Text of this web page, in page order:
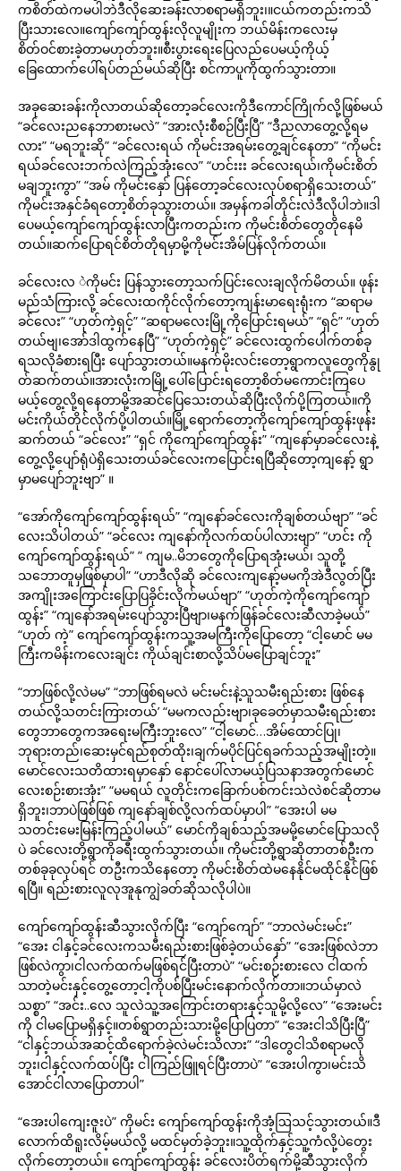
ကစိတ်ထဲကမပါဘဲဒီလိုဆေးခန်းလာစရာမရှိဘူး၊။ငယ်ကတည်းကသိ
ပြီးသားလေ။ကျော်ကျော်ထွန်းလိုလူမျိုးက ဘယ်မိန်းကလေးမှ
စိတ်ဝင်စားခဲ့တာမဟုတ်ဘူး။စီးပွားရေးပြေလည်ပေမယ့်ကိုယ့်
ခြေထောက်ပေါ်ရပ်တည်မယ်ဆိုပြီး စင်ကာပူကိုထွက်သွားတာ။
အခုဆေးခန်းကိုလာတယ်ဆိုတော့ခင်လေးကိုဒီကောင်ကြိုက်လို့ဖြစ်မယ်
“ခင်လေးညနေဘာစားမလဲ” “အားလုံးစီစဉ်ပြီးပြီ” “ဒီညလာတွေ့လို့ရမ
လား” “မရဘူးဆို” “ခင်လေးရယ် ကိုမင်းအရမ်းတွေ့ချင်နေတာ” “ကိုမင်း
ရယ်ခင်လေးဘက်လဲကြည့်အုံးလေ” “ဟင်းးး ခင်လေးရယ်၊ကိုမင်းစိတ်
မချဘူးကွာ” “အမ် ကိုမင်းနှော် ပြန်တော့ခင်လေးလုပ်စရာရှိသေးတယ်”
ကိုမင်းအနှင်ခံရတော့စိတ်ခုသွားတယ်။ အမှန်ကခါတိုင်းလဲဒီလိုပါဘဲ။ဒါ
ပေမယ့်ကျော်ကျော်ထွန်းလာပြီးကတည်းက ကိုမင်းစိတ်တွေတိုနေမိ
တယ်။ဆက်ပြောရင်စိတ်တိုရမှာမို့ကိုမင်းအိမ်ပြန်လိုက်တယ်။
ခင်လေးလ ဲကိုမင်း ပြန်သွားတော့သက်ပြင်းလေးချလိုက်မိတယ်။ ဖုန်း
မည်သံကြားလို့ ခင်လေးထကိုင်လိုက်တော့ကျန်းမာရေးရုံးက “ဆရာမ
ခင်လေး” “ဟုတ်ကဲ့ရှင့်” “ဆရာမလေးမြို့ကိုပြောင်းရမယ်” “ရှင်” “ဟုတ်
တယ်ဗျ၊အော်ဒါထွက်နေပြီ” “ဟုတ်ကဲ့ရှင့်” ခင်လေးထွက်ပေါက်တစ်ခု
ရသလိုခံစားရပြီး ပျော်သွားတယ်။မနက်မိုးလင်းတော့ရွာကလူတွေကိုနွု
တ်ဆက်တယ်။အားလုံးကမြို့ပေါ်ပြောင်းရတော့စိတ်မကောင်းကြပေ
မယ့်တွေ့လို့ရနေတာမို့အဆင်ပြေသေးတယ်ဆိုပြီးလိုက်ပို့ကြတယ်။ကို
မင်းကိုယ်တိုင်လိုက်ပို့ပါတယ်။မြို့ရောက်တော့ကိုကျော်ကျော်ထွန်းဖုန်း
ဆက်တယ် “ခင်လေး” “ရှင် ကိုကျော်ကျော်ထွန်း” “ကျနော်မှာခင်လေးနဲ့
တွေ့လို့ပျော်ရုံပဲရှိသေးတယ်ခင်လေးကပြောင်းရပြီဆိုတော့ကျနော့် ရွာ
မှာမပျော်ဘူးဗျာ” ။
“အော်ကိုကျော်ကျော်ထွန်းရယ်” “ကျနော်ခင်လေးကိုချစ်တယ်ဗျာ” “ခင်
လေးသိပါတယ်” “ခင်လေး ကျနော်ကိုလက်ထပ်ပါလားဗျာ” “ဟင်း ကို
ကျော်ကျော်ထွန်းရယ်” ” ကျမ..မိဘတွေကိုပြောရအုံးမယ်၊ သူတို့
သဘောတူမှဖြစ်မှာပါ” “ဟာဒီလိုဆို ခင်လေးကျနော့်မမကိုအဲဒီလွတ်ပြီး
အကျိုးအကြောင်းပြောပြခိုင်းလိုက်မယ်ဗျာ” “ဟုတ်ကဲ့ကိုကျော်ကျော်
ထွန်း” “ကျနော်အရမ်းပျော်သွားပြီဗျာ၊မနက်ဖြန်ခင်လေးဆီလာခဲ့မယ်”
“ဟုတ် ကဲ့” ကျော်ကျော်ထွန်းကသူ့အမကြီးကိုပြောတော့ “ငါ့မောင် မမ
ကြီးကမိန်းကလေးချင်း ကိုယ်ချင်းစာလို့သိပ်မပြောချင်ဘူး”
“ဘာဖြစ်လို့လဲမမ” “ဘာဖြစ်ရမလဲ မင်းမင်းနဲ့သူသမီးရည်းစား ဖြစ်နေ
တယ်လို့သတင်းကြားတယ်’ “မမကလည်းဗျာ၊ခုခေတ်မှာသမီးရည်းစား
တွေဘာတွေကအရေးမကြီးဘူးလေ” “ငါ့မောင်…အိမ်ထောင်ပြု၊
ဘုရားတည်၊ဆေးမှင်ရည်စုတ်ထိုး၊ချက်မပိုင်ပြင်ရခက်သည့်အမျိုးတဲ့။
မောင်လေးသတိထားရမှာနှော် နောင်ပေါ်လာမယ့်ပြသနာအတွက်မောင်
လေးစဉ်းစားအုံး” “မမရယ် လူတိုင်းကခြောက်ပစ်ကင်းသဲလဲစင်ဆိုတာမ
ရှိဘူး၊ဘာပဲဖြစ်ဖြစ် ကျနော်ချစ်လို့လက်ထပ်မှာပါ” “အေးပါ မမ
သတင်းမေးမြန်းကြည့်ပါမယ်” မောင်ကိုချစ်သည့်အမမို့မောင်ပြောသလို
ပဲ ခင်လေးတို့ရွာကိုခရီးထွက်သွားတယ်။ ကိုမင်းတို့ရွာဆိုတာတစ်ဦးက
တစ်ခုခုလုပ်ရင် တဦးကသိနေတော့ ကိုမင်းစိတ်ထဲမနေနိုင်မထိုင်နိုင်ဖြစ်
ရပြီ။ ရည်းစားလူလုအူနုကျွဲခတ်ဆိုသလိုပါပဲ။
ကျော်ကျော်ထွန်းဆီသွားလိုက်ပြီး “ကျော်ကျော်” “ဘာလဲမင်းမင်း”
“အေး ငါနှင့်ခင်လေးကသမီးရည်းစားဖြစ်ခဲ့တယ်နှော်” “အေးဖြစ်လဲဘာ
ဖြစ်လဲကွာ၊ငါလက်ထက်မဖြစ်ရင်ပြီးတာပဲ” “မင်းစဉ်းစားလေ ငါထက်
သာတဲ့မင်းနှင့်တွေ့တော့ငါ့ကိုပစ်ပြီးမင်းနောက်လိုက်တာ။ဘယ်မှာလဲ
သစ္စာ” “အင်း..လေ သူလဲသူ့အကြောင်းတရားနှင့်သူမို့လို့လေ” “အေးမင်း
ကို ငါမပြောမရှိနှင့်။တစ်ရွာတည်းသားမို့ပြောပြတာ” “အေးငါသိပြီးပြီ”
“ငါနှင့်ဘယ်အဆင့်ထိရောက်ခဲ့လဲမင်းသိလား” “ဒါတွေငါသိစရာမလို
ဘူး၊ငါနှင့်လက်ထပ်ပြီး ငါကြည်ဖြူရင်ပြီးတာပဲ” “အေးပါကွာ၊မင်းသိ
အောင်ငါလာပြောတာပါ”
“အေးပါကျေးဇူးပဲ” ကိုမင်း ကျော်ကျော်ထွန်းကိုအံ့ဩသင့်သွားတယ်။ဒီ
လောက်ထိရူးလိမ့်မယ်လို့ မထင်မှတ်ခဲ့ဘူး။သူ့ထိုက်နှင့်သူ့ကံလို့ပဲတွေး
လိုက်တော့တယ်။ ကျော်ကျော်ထွန်း ခင်လေးပိတ်ရက်မို့ဆီသွားလိုက်